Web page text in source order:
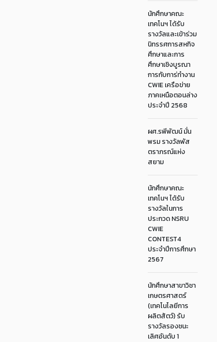
นักศึกษาคณะ
เทคโนฯ ได้รับ
รางวัลและเข้าร่วม
นิทรรศการสหกิจ
ศึกษาและการ
ศึกษาเชิงบูรณา
การกับการ่ทำงาน
CWIE เครือข่าย
ภาคเหนือตอนล่าง
ประจำปี 2568
ผศ.รพีพัฒน์ มั่น
พรม รางวัลพัส
ตราภรณ์แห่ง
สยาม
นักศึกษาคณะ
เทคโนฯ ได้รับ
รางวัลในการ
ประกวด NSRU
CWIE
CONTEST4
ประจำปีการศึกษา
2567
นักศึกษาสาขาวิชา
เกษตรศาสตร์
(เทคโนโลยีการ
ผลิตสัตว์) รับ
รางวัลรองชนะ
เลิศอันดับ 1